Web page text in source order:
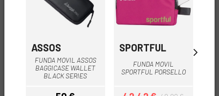
ASSOS
FUNDA MOVIL ASSOS
BAGGICASE WALLET
BLACK SERIES
SPORTFUL
FUNDA MOVIL
SPORTFUL PORSELLO